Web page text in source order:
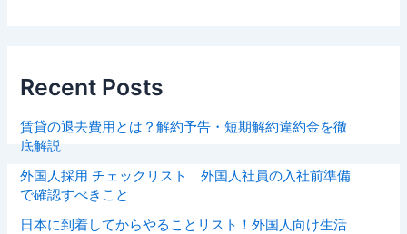
Recent Posts
賃貸の退去費用とは？解約予告・短期解約違約金を徹
底解説
外国人採用 チェックリスト｜外国人社員の入社前準備
で確認すべきこと
日本に到着してからやることリスト！外国人向け生活